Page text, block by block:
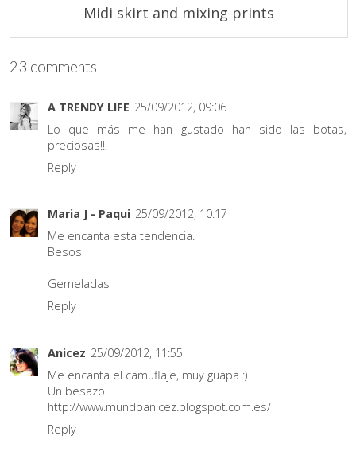
Midi skirt and mixing prints
23 comments
A TRENDY LIFE 25/09/2012, 09:06
Lo que más me han gustado han sido las botas,
preciosas!!!
Reply
Maria J - Paqui 25/09/2012, 10:17
Me encanta esta tendencia.
Besos
Gemeladas
Reply
Anicez 25/09/2012, 11:55
Me encanta el camuflaje, muy guapa :)
Un besazo!
http://www.mundoanicez.blogspot.com.es/
Reply